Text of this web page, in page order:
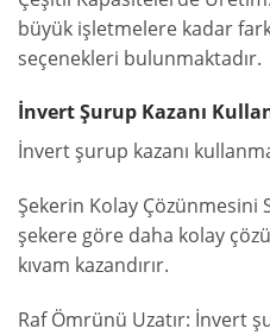
büyük işletmelere kadar
seçenekleri bulunmaktadır.
İnvert Şurup Kazanı
İnvert şurup kazanı
Şekerin Kolay
şekere göre daha kolay
kıvam kazandırır.
Raf Ömrünü Uzatır: İnvert